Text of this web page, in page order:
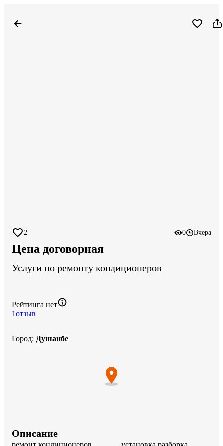
2 0 Вчера
Цена договорная
Услуги по ремонту кондиционеров
Рейтинга нет
1отзыв
Город: Душанбе
Описание